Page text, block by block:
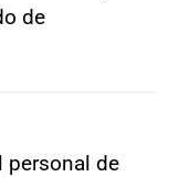
de
personal de